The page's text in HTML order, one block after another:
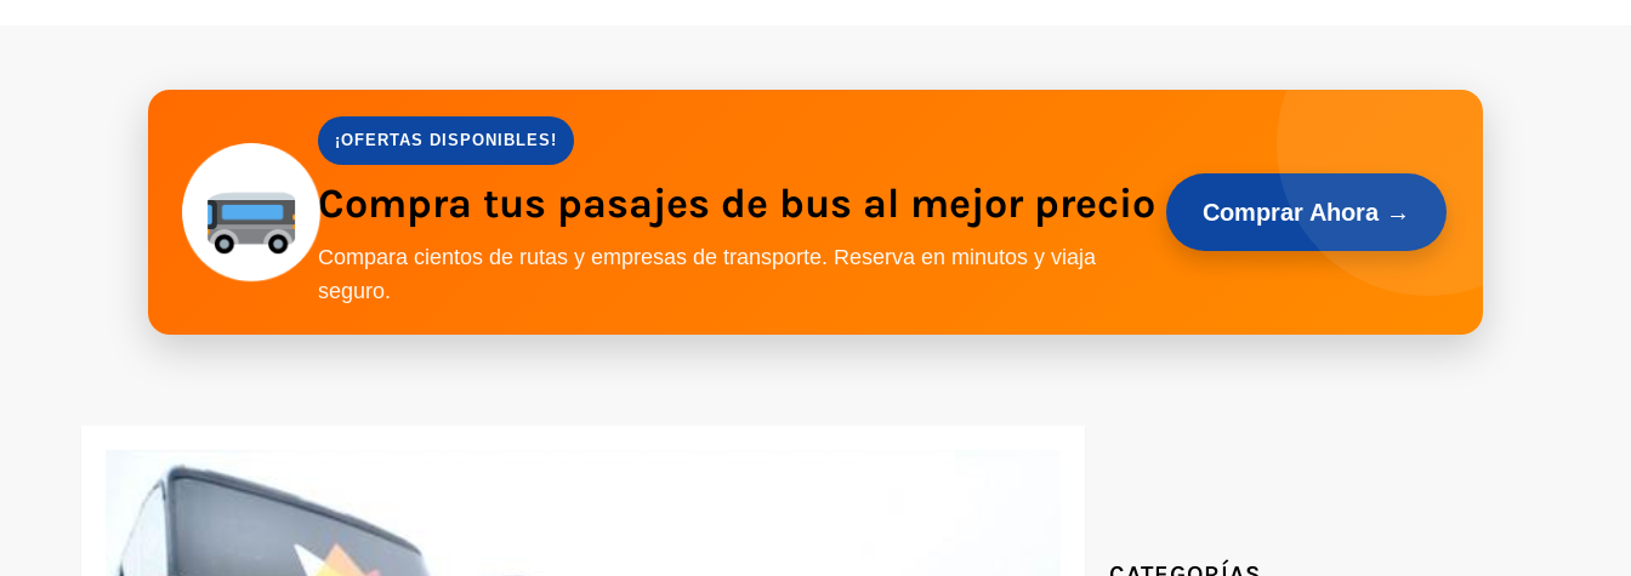
¡OFERTAS DISPONIBLES!
Compra tus pasajes de bus al mejor precio
Compara cientos de rutas y empresas de transporte. Reserva en minutos y viaja
seguro.
Comprar Ahora →